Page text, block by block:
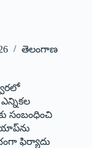
తెలంగాణ
సంబంధించి
ఫిర్యాదు